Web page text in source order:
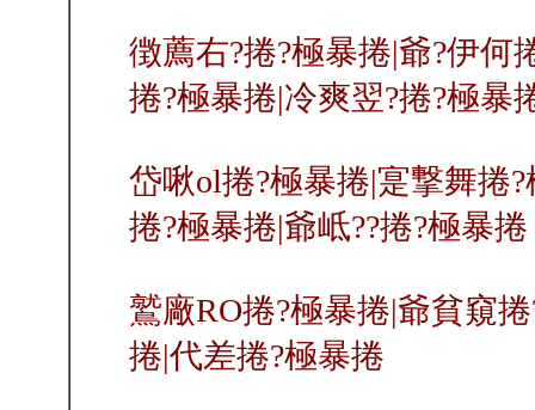
徴薦右?捲?極暴捲|爺?伊何
捲?極暴捲|冷爽翌?捲?極暴
岱啾ol捲?極暴捲|寔撃舞捲
捲?極暴捲|爺岻??捲?極暴捲
鷲廠RO捲?極暴捲|爺貧窺
捲|代差捲?極暴捲